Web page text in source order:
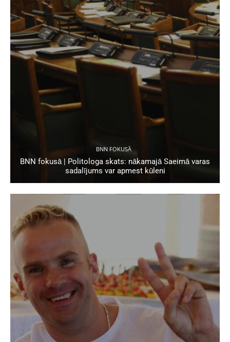
BNN FOKUSĀ
BNN fokusā | Politologa skats: nākamajā Saeimā varas
sadalījums var apmest kūleni